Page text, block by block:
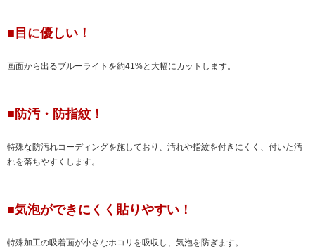
■目に優しい！
画面から出るブルーライトを約41%と大幅にカットします。
■防汚・防指紋！
特殊な防汚れコーディングを施しており、汚れや指紋を付きにくく、付いた汚
れを落ちやすくします。
■気泡ができにくく貼りやすい！
特殊加工の吸着面が小さなホコリを吸収し、気泡を防ぎます。